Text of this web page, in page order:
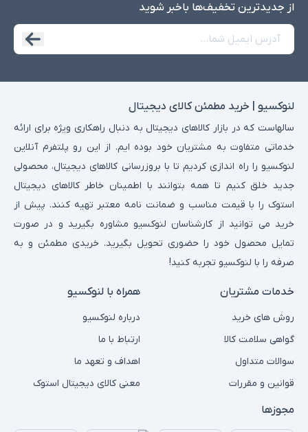
از جدید‌ترین تخفیف‌ها با‌خبر شوید
لنوکسیو | خرید مطمئن کالای دیجیتال
سالهاست که در بازار کالاهای دیجیتال به دنبال راهکاری ویژه برای ارائه
خدماتی متفاوت به مشتریان خود بوده ایم. از این رو پلتفرم آنلاین
لنوکسیو را راه اندازی کردیم تا با بروزرسانی کالاهای دیجیتال، محصولی
جدید خلق کنیم تا همه بتوانند با اطمینان خاطر کالاهای دیجیتال
استوک را با قیمت مناسب و ضمانت نامه معتبر تهیه کنند. پیش از
خرید می توانید از کارشناسان لنوکسیو مشاوره بگیرید و در صورت
تمایل محصول خود را حضوری تحویل بگیرید. خریدی مطمئن و به
صرفه را با لنوکسیو تجربه کنید!
خدمات مشتریان
روش های خرید
گواهی سلامت کالا
سوالات متداول
قوانین و مقررات
همراه با لنوکسیو
درباره لنوکسیو
ارتباط با ما
اهداف و تعهد ما
معنی کالای دیجیتال استوک
مجوزها